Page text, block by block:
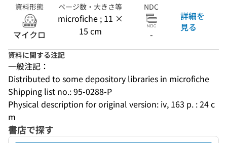
資料形態
マイクロ
ページ数・大きさ等
microfiche ; 11 ×
15 cm
NDC
-
詳細を
見る
資料に関する注記
一般注記：
Distributed to some depository libraries in microfiche
Shipping list no.: 95-0288-P
Physical description for original version: iv, 163 p. : 24 c
m
書店で探す